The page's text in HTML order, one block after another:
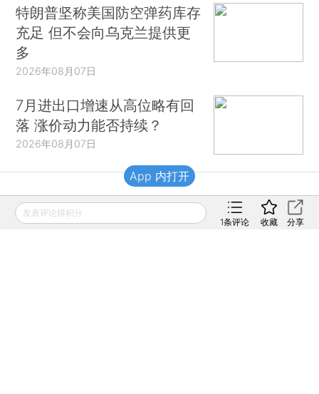
特朗普坚称美国防空弹药库存
充足 但不会向乌克兰提供更
多
2026年08月07日
7月进出口增速从高位略有回
落 涨价动力能否持续？
2026年08月07日
财新移动
发表评论得积分
1条评论 收藏 分享
App 内打开